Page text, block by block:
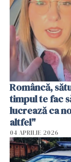
Româncă,
timpul te fac
lucrează ca
altfel"
04 APRILIE 2026